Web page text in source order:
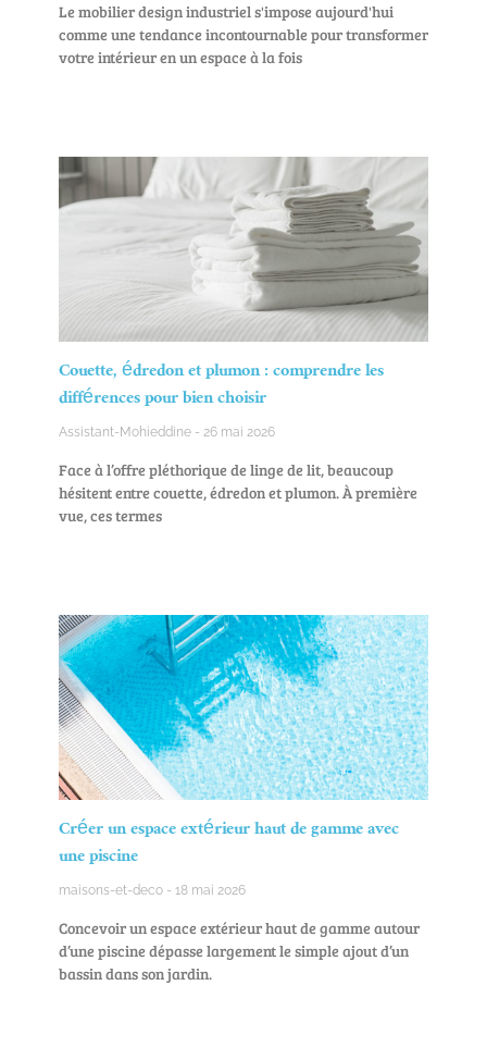
Le mobilier design industriel s'impose aujourd'hui
comme une tendance incontournable pour transformer
votre intérieur en un espace à la fois
Couette, édredon et plumon : comprendre les
différences pour bien choisir
Assistant-Mohieddine 26 mai 2026
Face à l’offre pléthorique de linge de lit, beaucoup
hésitent entre couette, édredon et plumon. À première
vue, ces termes
Créer un espace extérieur haut de gamme avec
une piscine
maisons-et-deco 18 mai 2026
Concevoir un espace extérieur haut de gamme autour
d’une piscine dépasse largement le simple ajout d’un
bassin dans son jardin.